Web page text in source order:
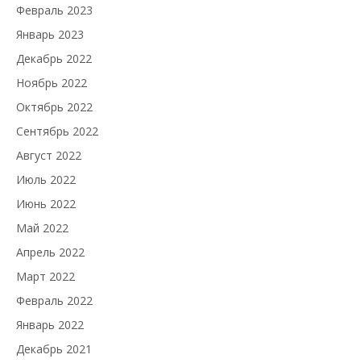
Февраль 2023
Январь 2023
Декабрь 2022
Ноябрь 2022
Октябрь 2022
Сентябрь 2022
Август 2022
Июль 2022
Июнь 2022
Май 2022
Апрель 2022
Март 2022
Февраль 2022
Январь 2022
Декабрь 2021